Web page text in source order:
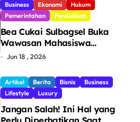
Business
Ekonomi
Hukum
Pemerintahan
Pendidikan
Bea Cukai Sulbagsel Buka
Wawasan Mahasiswa
Politeknik Bosowa tentang
dan Pencegahan Barang
Ilegal
Jun 18 , 2026
Artikel Berita Bisnis
Business
Lifestyle
Luxury
Jangan Salah! Ini Hal yang